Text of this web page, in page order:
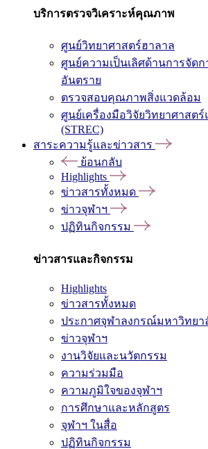
บริการตรวจวิเคราะห์คุณภาพ
ศูนย์วิทยาศาสตร์ฮาลาล
ศูนย์ความเป็นเลิศด้านการจัดก
อันตราย
ตรวจสอบคุณภาพสิ่งแวดล้อม
ศูนย์เครื่องมือวิจัยวิทยาศาสตร์
(STREC)
สาระความรู้และข่าวสาร
ย้อนกลับ
Highlights
ข่าวสารทั้งหมด
ข่าวจุฬาฯ
ปฏิทินกิจกรรม
ข่าวสารและกิจกรรม
Highlights
ข่าวสารทั้งหมด
ประกาศจุฬาลงกรณ์มหาวิทยา
ข่าวจุฬาฯ
งานวิจัยและนวัตกรรม
ความร่วมมือ
ความภูมิใจของจุฬาฯ
การศึกษาและหลักสูตร
จุฬาฯ ในสื่อ
ปฏิทินกิจกรรม